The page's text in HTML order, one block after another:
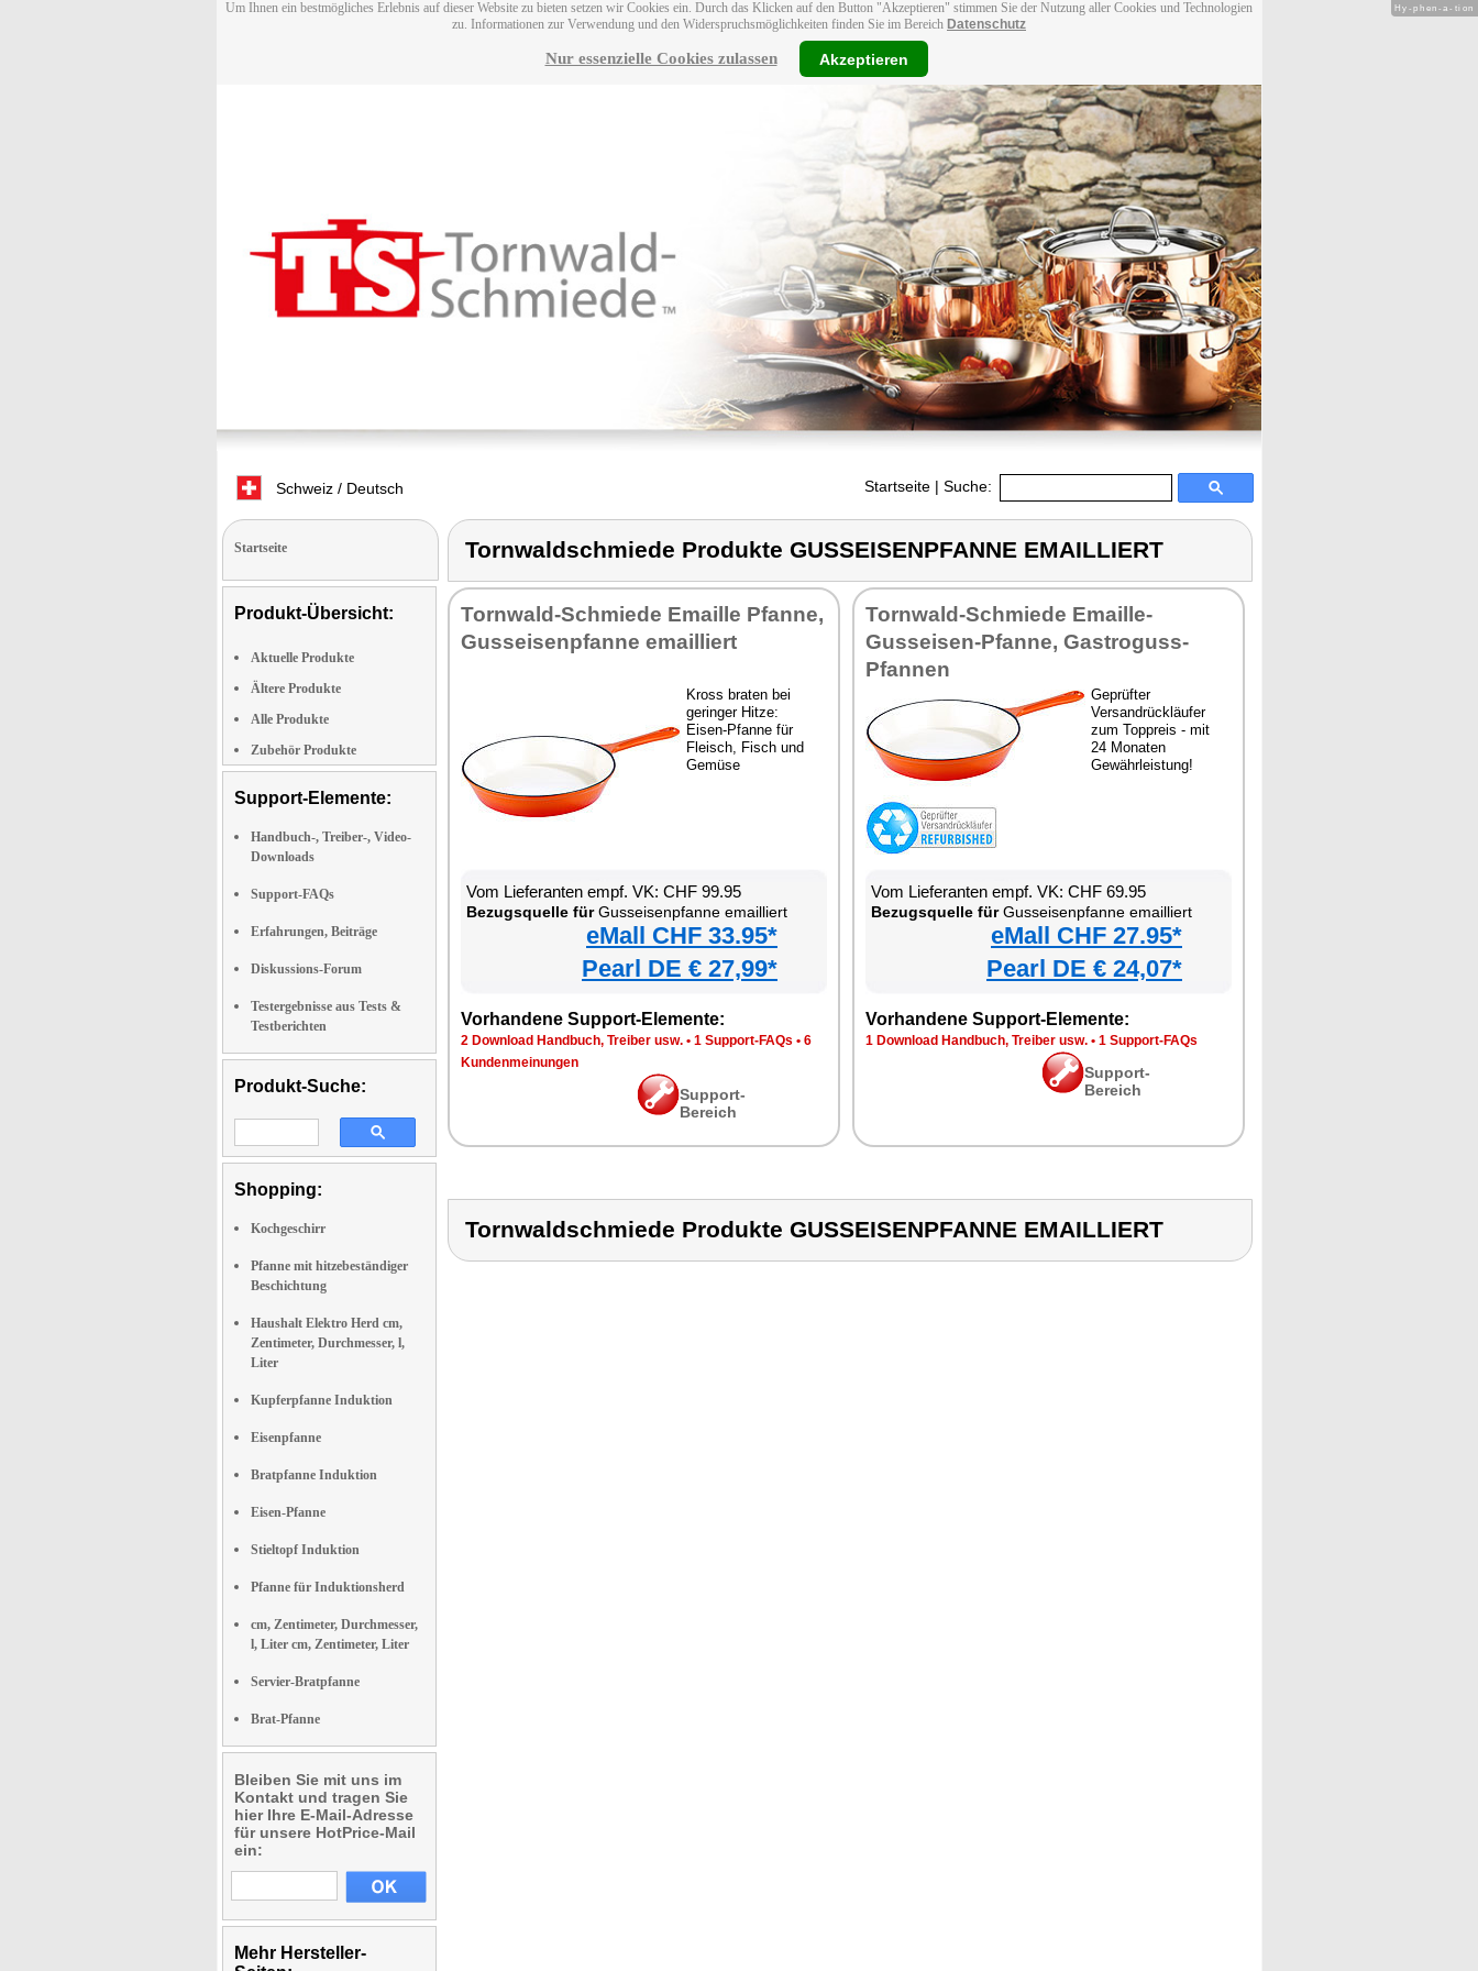
Um Ihnen ein bestmögliches Erlebnis auf dieser Website zu bieten setzen wir Cookies ein. Durch das Klicken auf den Button "Akzeptieren" stimmen Sie der Nutzung aller Cookies und Technologien
zu. Informationen zur Verwendung und den Widerspruchsmöglichkeiten finden Sie im Bereich Datenschutz
Nur essenzielle Cookies zulassen Akzeptieren
Schweiz / Deutsch Startseite | Suche:
Startseite
Produkt-Übersicht:
Aktuelle Produkte
Ältere Produkte
Alle Produkte
Zubehör Produkte
Support-Elemente:
Handbuch-, Treiber-, Video-
Downloads
Support-FAQs
Erfahrungen, Beiträge
Diskussions-Forum
Testergebnisse aus Tests &
Testberichten
Produkt-Suche:
Shopping:
Kochgeschirr
Pfanne mit hitzebeständiger
Beschichtung
Haushalt Elektro Herd cm,
Zentimeter, Durchmesser, l,
Liter
Kupferpfanne Induktion
Eisenpfanne
Bratpfanne Induktion
Eisen-Pfanne
Stieltopf Induktion
Pfanne für Induktionsherd
cm, Zentimeter, Durchmesser,
l, Liter cm, Zentimeter, Liter
Servier-Bratpfanne
Brat-Pfanne
Bleiben Sie mit uns im
Kontakt und tragen Sie
hier Ihre E-Mail-Adresse
für unsere HotPrice-Mail
ein:
Mehr Hersteller-
Tornwaldschmiede Produkte GUSSEISENPFANNE EMAILLIERT
Tornwald-Schmiede Emaille Pfanne,
Gusseisenpfanne emailliert
Kross braten bei
geringer Hitze:
Eisen-Pfanne für
Fleisch, Fisch und
Gemüse
Vom Lieferanten empf. VK: CHF 99.95
Bezugsquelle fürGusseisenpfanne emailliert
eMall CHF 33.95*
Pearl DE € 27,99*
Vorhandene Support-Elemente:
2 Download Handbuch, Treiber usw. • 1 Support-FAQs • 6
Kundenmeinungen
Support-
Bereich
Tornwald-Schmiede Emaille-
Gusseisen-Pfanne, Gastroguss-
Pfannen
Geprüfter
Versandrückläufer
zum Toppreis - mit
24 Monaten
Gewährleistung!
Vom Lieferanten empf. VK: CHF 69.95
Bezugsquelle fürGusseisenpfanne emailliert
eMall CHF 27.95*
Pearl DE € 24,07*
Vorhandene Support-Elemente:
1 Download Handbuch, Treiber usw. • 1 Support-FAQs
Support-
Bereich
Tornwaldschmiede Produkte GUSSEISENPFANNE EMAILLIERT
Hy-phen-a-tion